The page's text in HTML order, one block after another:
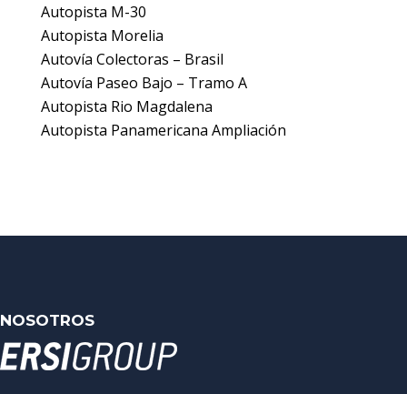
Autopista M-30
Autopista Morelia
Autovía Colectoras – Brasil
Autovía Paseo Bajo – Tramo A
Autopista Rio Magdalena
Autopista Panamericana Ampliación
NOSOTROS